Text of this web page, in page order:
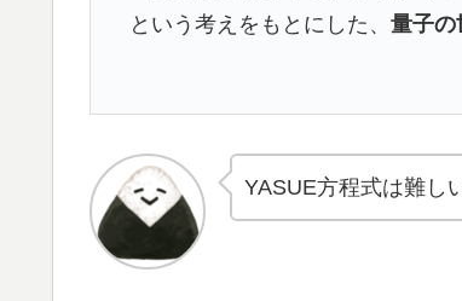
という考えをもとにした、量子の
YASUE方程式は難し